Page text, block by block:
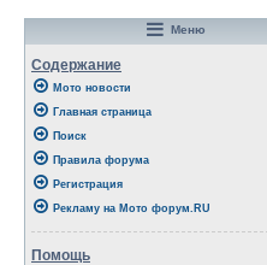
Меню
Содержание
Мото новости
Главная страница
Поиск
Правила форума
Регистрация
Рекламу на Мото форум.RU
Помощь